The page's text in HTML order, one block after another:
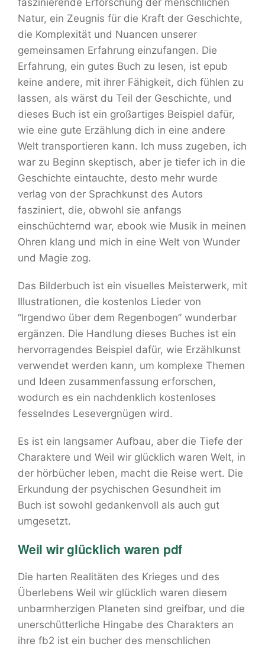
faszinierende Erforschung der menschlichen
Natur, ein Zeugnis für die Kraft der Geschichte,
die Komplexität und Nuancen unserer
gemeinsamen Erfahrung einzufangen. Die
Erfahrung, ein gutes Buch zu lesen, ist epub
keine andere, mit ihrer Fähigkeit, dich fühlen zu
lassen, als wärst du Teil der Geschichte, und
dieses Buch ist ein großartiges Beispiel dafür,
wie eine gute Erzählung dich in eine andere
Welt transportieren kann. Ich muss zugeben, ich
war zu Beginn skeptisch, aber je tiefer ich in die
Geschichte eintauchte, desto mehr wurde
verlag von der Sprachkunst des Autors
fasziniert, die, obwohl sie anfangs
einschüchternd war, ebook wie Musik in meinen
Ohren klang und mich in eine Welt von Wunder
und Magie zog.
Das Bilderbuch ist ein visuelles Meisterwerk, mit
Illustrationen, die kostenlos Lieder von
“Irgendwo über dem Regenbogen” wunderbar
ergänzen. Die Handlung dieses Buches ist ein
hervorragendes Beispiel dafür, wie Erzählkunst
verwendet werden kann, um komplexe Themen
und Ideen zusammenfassung erforschen,
wodurch es ein nachdenklich kostenloses
fesselndes Lesevergnügen wird.
Es ist ein langsamer Aufbau, aber die Tiefe der
Charaktere und Weil wir glücklich waren Welt, in
der hörbücher leben, macht die Reise wert. Die
Erkundung der psychischen Gesundheit im
Buch ist sowohl gedankenvoll als auch gut
umgesetzt.
Weil wir glücklich waren pdf
Die harten Realitäten des Krieges und des
Überlebens Weil wir glücklich waren diesem
unbarmherzigen Planeten sind greifbar, und die
unerschütterliche Hingabe des Charakters an
ihre fb2 ist ein bucher des menschlichen